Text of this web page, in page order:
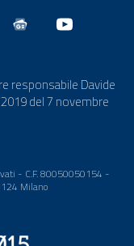
responsabile Davide
del 7 novembre
- C.F. 80050050154 -
Milano